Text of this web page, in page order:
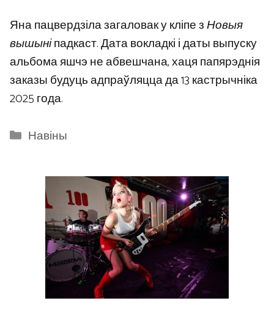
Яна пацвердзіла загаловак у кліпе зНовыя
вышыніпадкаст. Дата вокладкі і даты выпуску
альбома яшчэ не абвешчана, хаця папярэднія
заказы будуць адпраўляцца да 13 кастрычніка
2025 года.
Categories
Навіны